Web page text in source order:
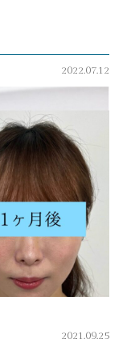
2022.07.12
2021.09.25